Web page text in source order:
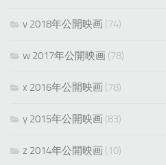
v 2018年公開映画 (74)
w 2017年公開映画 (78)
x 2016年公開映画 (78)
y 2015年公開映画 (83)
z 2014年公開映画 (10)